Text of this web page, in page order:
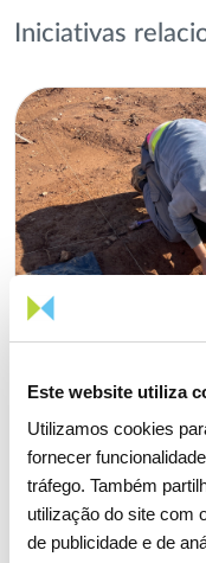
Este website utiliza
Utilizamos cookies
fornecer
tráfego. Também
utilização do site com
de publicidade e de
Iniciativas
01 ABRIL 2026